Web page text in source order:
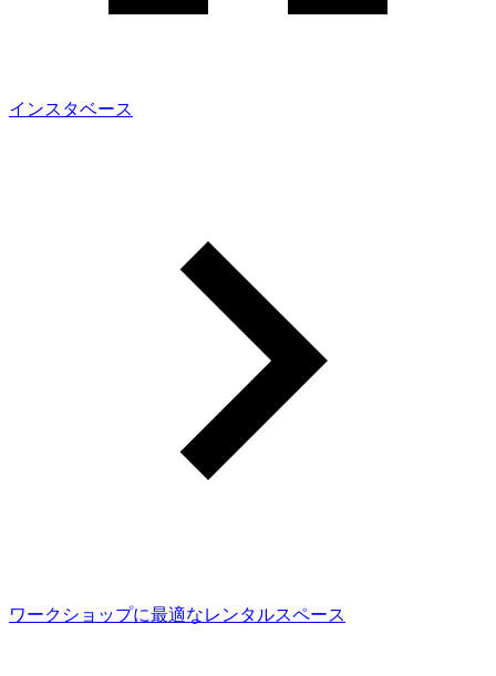
インスタベース
ワークショップに最適なレンタルスペース